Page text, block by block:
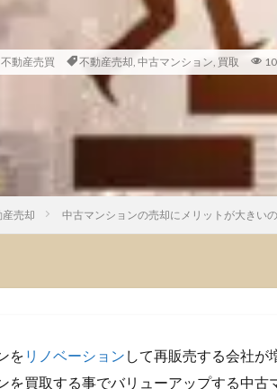
不動産売買 不動産売却, 中古マンション, 買取
産売却 中古マンションの売却にメリットが大きい
を リノベーション して再販売する会社が
を買取する事でバリューアップする中古